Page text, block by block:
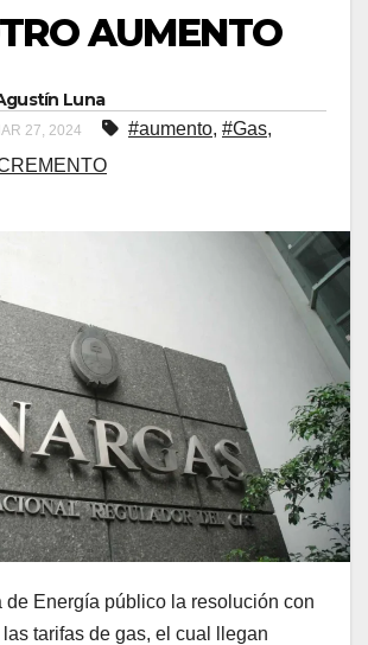
AUMENTO
Luna
27, 2024 #aumento, #Gas,
de Energía público la resolución con
tarifas de gas, el cual llegan